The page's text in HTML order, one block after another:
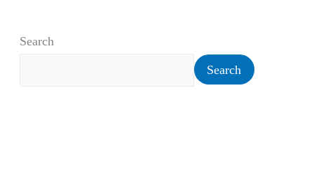
Search
Search